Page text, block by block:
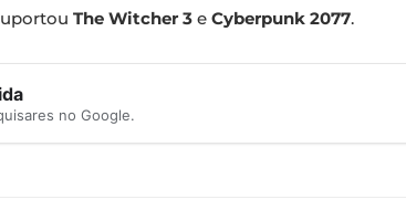
The Witcher 3 e Cyberpunk 2077.
no Google.